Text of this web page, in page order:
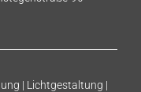
| Lichtgestaltung |